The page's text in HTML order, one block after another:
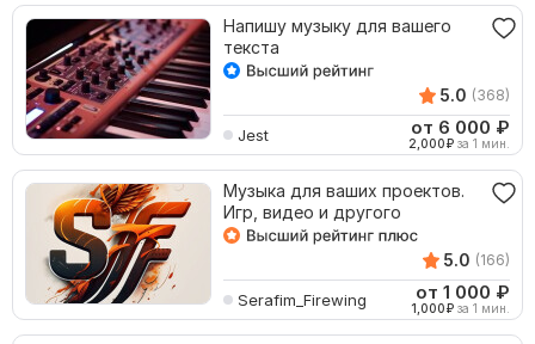
Напишу музыку для вашего
текста
5.0 (368)
Jest от 6 000 ₽
2,000₽ за 1 мин.
Музыка для ваших проектов.
Игр, видео и другого
5.0 (166)
Serafim_Firewing от 1 000 ₽
1,000₽ за 1 мин.